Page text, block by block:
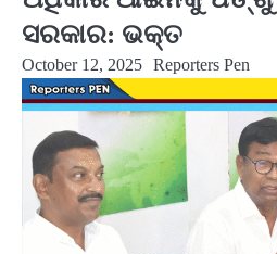
ସରକାର: ଭକ୍ତ
October 12, 2025 Reporters Pen